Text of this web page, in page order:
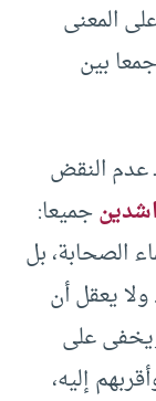
المعنى
بين
عدم النقض
جميعا:
الصحابة، بل
يعقل أن
على
إليه،